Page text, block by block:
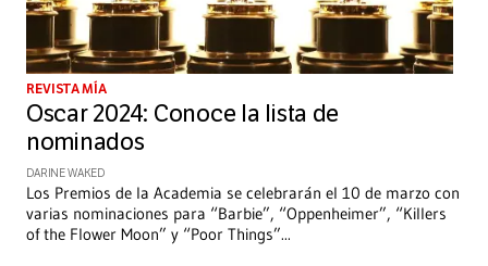
REVISTA MÍA
Oscar 2024: Conoce la lista de
nominados
DARINE WAKED
Los Premios de la Academia se celebrarán el 10 de marzo con
varias nominaciones para “Barbie”, “Oppenheimer”, “Killers
of the Flower Moon” y “Poor Things”...